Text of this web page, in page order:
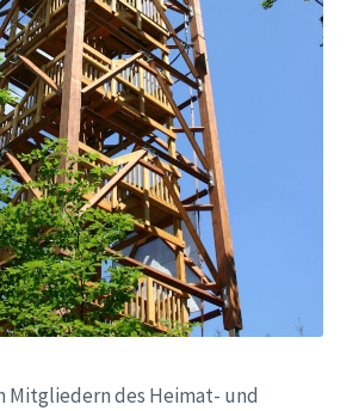
Mitgliedern des Heimat- und